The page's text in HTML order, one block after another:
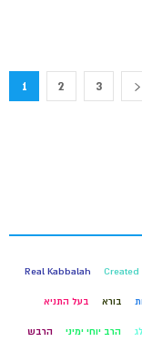
1 2 3
Created
Real Kabbalah
בורא בעל התניא
הרב יוחי ימיני הרבש